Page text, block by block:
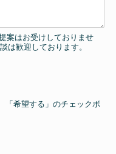
案はお受けしておりませ
は歓迎しております。
「希望する」のチェックボ